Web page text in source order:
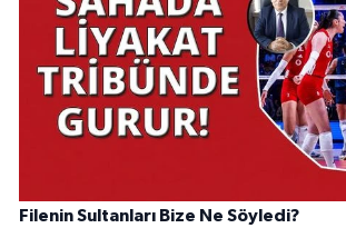
Filenin Sultanları Bize Ne Söyledi?